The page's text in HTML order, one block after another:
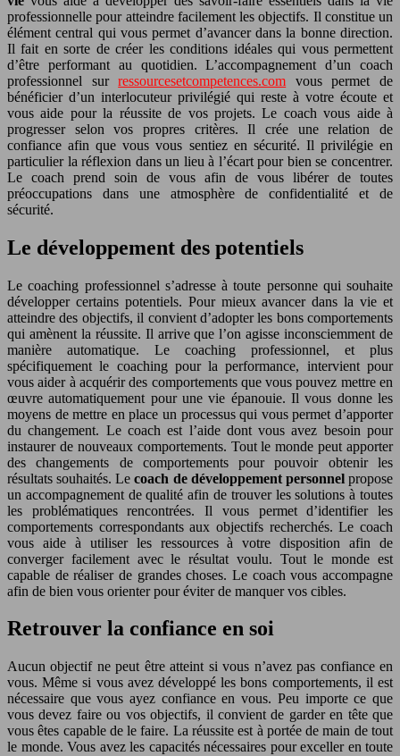
professionnelle pour atteindre facilement les objectifs. Il constitue un
élément central qui vous permet d’avancer dans la bonne direction.
Il fait en sorte de créer les conditions idéales qui vous permettent
d’être performant au quotidien. L’accompagnement d’un coach
professionnel surressourcesetcompetences.com vous permet de
bénéficier d’un interlocuteur privilégié qui reste à votre écoute et
vous aide pour la réussite de vos projets. Le coach vous aide à
progresser selon vos propres critères. Il crée une relation de
confiance afin que vous vous sentiez en sécurité. Il privilégie en
particulier la réflexion dans un lieu à l’écart pour bien se concentrer.
Le coach prend soin de vous afin de vous libérer de toutes
préoccupations dans une atmosphère de confidentialité et de
sécurité.
Le développement des potentiels
Le coaching professionnel s’adresse à toute personne qui souhaite
développer certains potentiels. Pour mieux avancer dans la vie et
atteindre des objectifs, il convient d’adopter les bons comportements
qui amènent la réussite. Il arrive que l’on agisse inconsciemment de
manière automatique. Le coaching professionnel, et plus
spécifiquement le coaching pour la performance, intervient pour
vous aider à acquérir des comportements que vous pouvez mettre en
œuvre automatiquement pour une vie épanouie. Il vous donne les
moyens de mettre en place un processus qui vous permet d’apporter
du changement. Le coach est l’aide dont vous avez besoin pour
instaurer de nouveaux comportements. Tout le monde peut apporter
des changements de comportements pour pouvoir obtenir les
résultats souhaités. Lecoach de développement personnelpropose
un accompagnement de qualité afin de trouver les solutions à toutes
les problématiques rencontrées. Il vous permet d’identifier les
comportements correspondants aux objectifs recherchés. Le coach
vous aide à utiliser les ressources à votre disposition afin de
converger facilement avec le résultat voulu. Tout le monde est
capable de réaliser de grandes choses. Le coach vous accompagne
afin de bien vous orienter pour éviter de manquer vos cibles.
Retrouver la confiance en soi
Aucun objectif ne peut être atteint si vous n’avez pas confiance en
vous. Même si vous avez développé les bons comportements, il est
nécessaire que vous ayez confiance en vous. Peu importe ce que
vous devez faire ou vos objectifs, il convient de garder en tête que
vous êtes capable de le faire. La réussite est à portée de main de tout
le monde. Vous avez les capacités nécessaires pour exceller en toute